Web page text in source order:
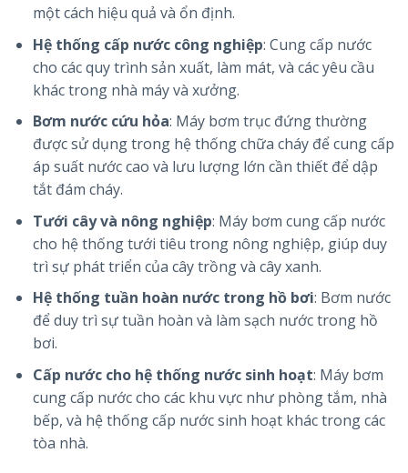
một cách hiệu quả và ổn định.
Hệ thống cấp nước công nghiệp: Cung cấp nước
cho các quy trình sản xuất, làm mát, và các yêu cầu
khác trong nhà máy và xưởng.
Bơm nước cứu hỏa: Máy bơm trục đứng thường
được sử dụng trong hệ thống chữa cháy để cung cấp
áp suất nước cao và lưu lượng lớn cần thiết để dập
tắt đám cháy.
Tưới cây và nông nghiệp: Máy bơm cung cấp nước
cho hệ thống tưới tiêu trong nông nghiệp, giúp duy
trì sự phát triển của cây trồng và cây xanh.
Hệ thống tuần hoàn nước trong hồ bơi: Bơm nước
để duy trì sự tuần hoàn và làm sạch nước trong hồ
bơi.
Cấp nước cho hệ thống nước sinh hoạt: Máy bơm
cung cấp nước cho các khu vực như phòng tắm, nhà
bếp, và hệ thống cấp nước sinh hoạt khác trong các
tòa nhà.